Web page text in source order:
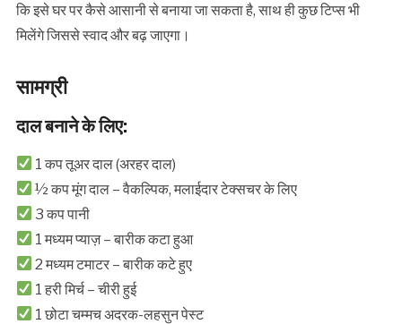
कि इसे घर पर कैसे आसानी से बनाया जा सकता है, साथ ही कुछ टिप्स भी
मिलेंगे जिससे स्वाद और बढ़ जाएगा।
सामग्री
दाल बनाने के लिए:
1 कप तूअर दाल (अरहर दाल)
½ कप मूंग दाल – वैकल्पिक, मलाईदार टेक्सचर के लिए
3 कप पानी
1 मध्यम प्याज़ – बारीक कटा हुआ
2 मध्यम टमाटर – बारीक कटे हुए
1 हरी मिर्च – चीरी हुई
1 छोटा चम्मच अदरक-लहसुन पेस्ट